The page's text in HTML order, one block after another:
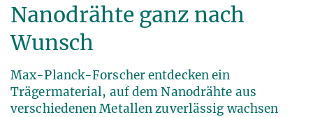
Nanodrähte ganz nach
Wunsch
Max-Planck-Forscher entdecken ein
Trägermaterial, auf dem Nanodrähte aus
verschiedenen Metallen zuverlässig wachsen